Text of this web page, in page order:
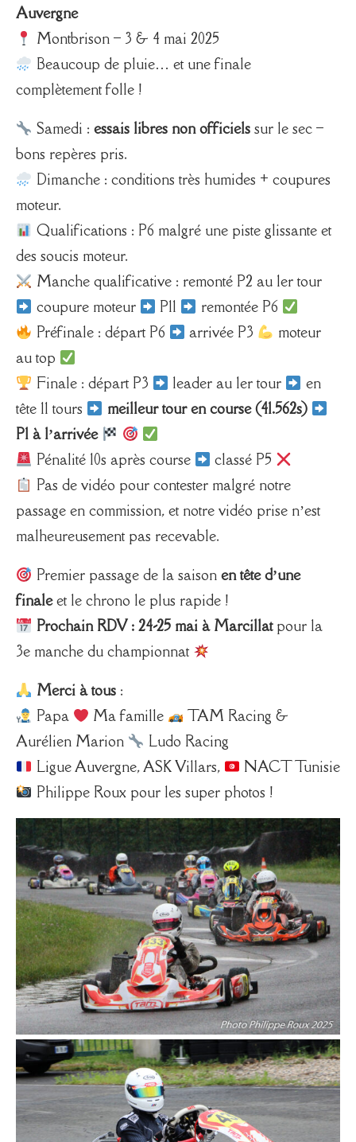
Auvergne
Montbrison – 3 & 4 mai 2025
Beaucoup de pluie… et une finale
complètement folle !
Samedi : essais libres non officielssur le sec –
bons repères pris.
Dimanche : conditions très humides + coupures
moteur.
Qualifications : P6 malgré une piste glissante et
des soucis moteur.
Manche qualificative : remonté P2 au 1er tour
coupure moteur
P11
remontée P6
Préfinale : départ P6
arrivée P3
moteur
au top
Finale : départ P3
leader au 1er tour
en
tête 11 tours
meilleur tour en course (41.562s)
P1 à l’arrivée
Pénalité 10s après course
classé P5
Pas de vidéo pour contester malgré notre
passage en commission, et notre vidéo prise n’est
malheureusement pas recevable.
Premier passage de la saison en tête d’une
finaleet le chrono le plus rapide !
Prochain RDV : 24-25 mai à Marcillatpour la
3e manche du championnat
Merci à tous:
Papa
Ma famille
TAM Racing &
Aurélien Marion
Ludo Racing
Ligue Auvergne, ASK Villars,
NACT Tunisie
Philippe Roux pour les super photos !